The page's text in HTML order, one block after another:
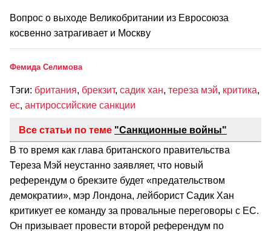
Вопрос о выходе Великобритании из Евросоюза
косвенно затрагивает и Москву
Фемида Селимова
Тэги: британия, брекзит, садик хан, тереза мэй, критика,
ес, антироссийские санкции
Все статьи по теме "Санкционные войны"
В то время как глава британского правительства
Тереза Мэй неустанно заявляет, что новый
референдум о брекзите будет «предательством
демократии», мэр Лондона, лейборист Садик Хан
критикует ее команду за провальные переговоры с ЕС.
Он призывает провести второй референдум по